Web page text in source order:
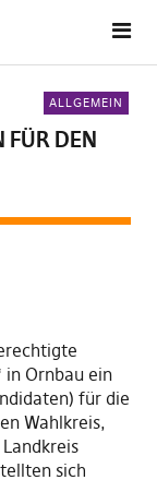
ALLGEMEIN
FÜR DEN
in Ornbau ein
für die
Wahlkreis,
sich